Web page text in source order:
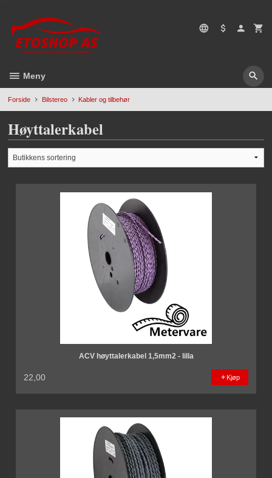
til
innholdet
Meny
Forside Bilstereo Kabler og tilbehør
Høyttalerkabel
ACV høyttalerkabel 1,5mm2 - lilla
22,00 Kjøp